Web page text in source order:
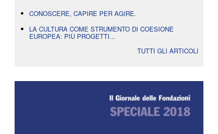
CONOSCERE, CAPIRE PER AGIRE.
LA CULTURA COME STRUMENTO DI COESIONE
EUROPEA: PIÙ PROGETTI...
TUTTI GLI ARTICOLI